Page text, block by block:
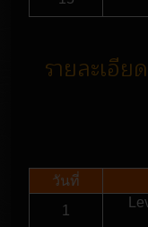
รายละเอี
วันที่
1